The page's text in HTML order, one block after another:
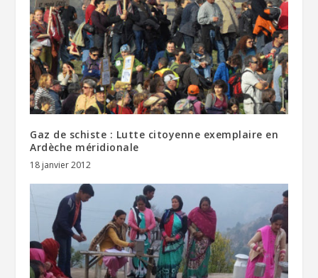
Gaz de schiste : Lutte citoyenne exemplaire en
Ardèche méridionale
18 janvier 2012